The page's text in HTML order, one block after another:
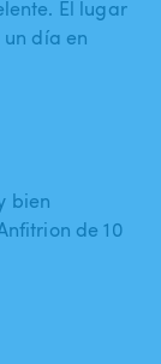
El lugar
día en
bien
de 10